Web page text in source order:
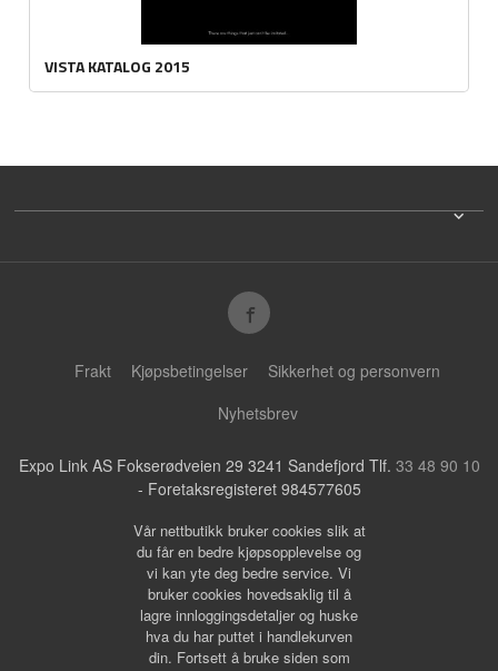
VISTA KATALOG 2015
Frakt Kjøpsbetingelser
Sikkerhet og personvern
Nyhetsbrev
Expo Link AS Fokserødveien 29 3241 Sandefjord Tlf. 33 48 90 10
- Foretaksregisteret 984577605
Vår nettbutikk bruker cookies slik at
du får en bedre kjøpsopplevelse og
vi kan yte deg bedre service. Vi
bruker cookies hovedsaklig til å
lagre innloggingsdetaljer og huske
hva du har puttet i handlekurven
din. Fortsett å bruke siden som